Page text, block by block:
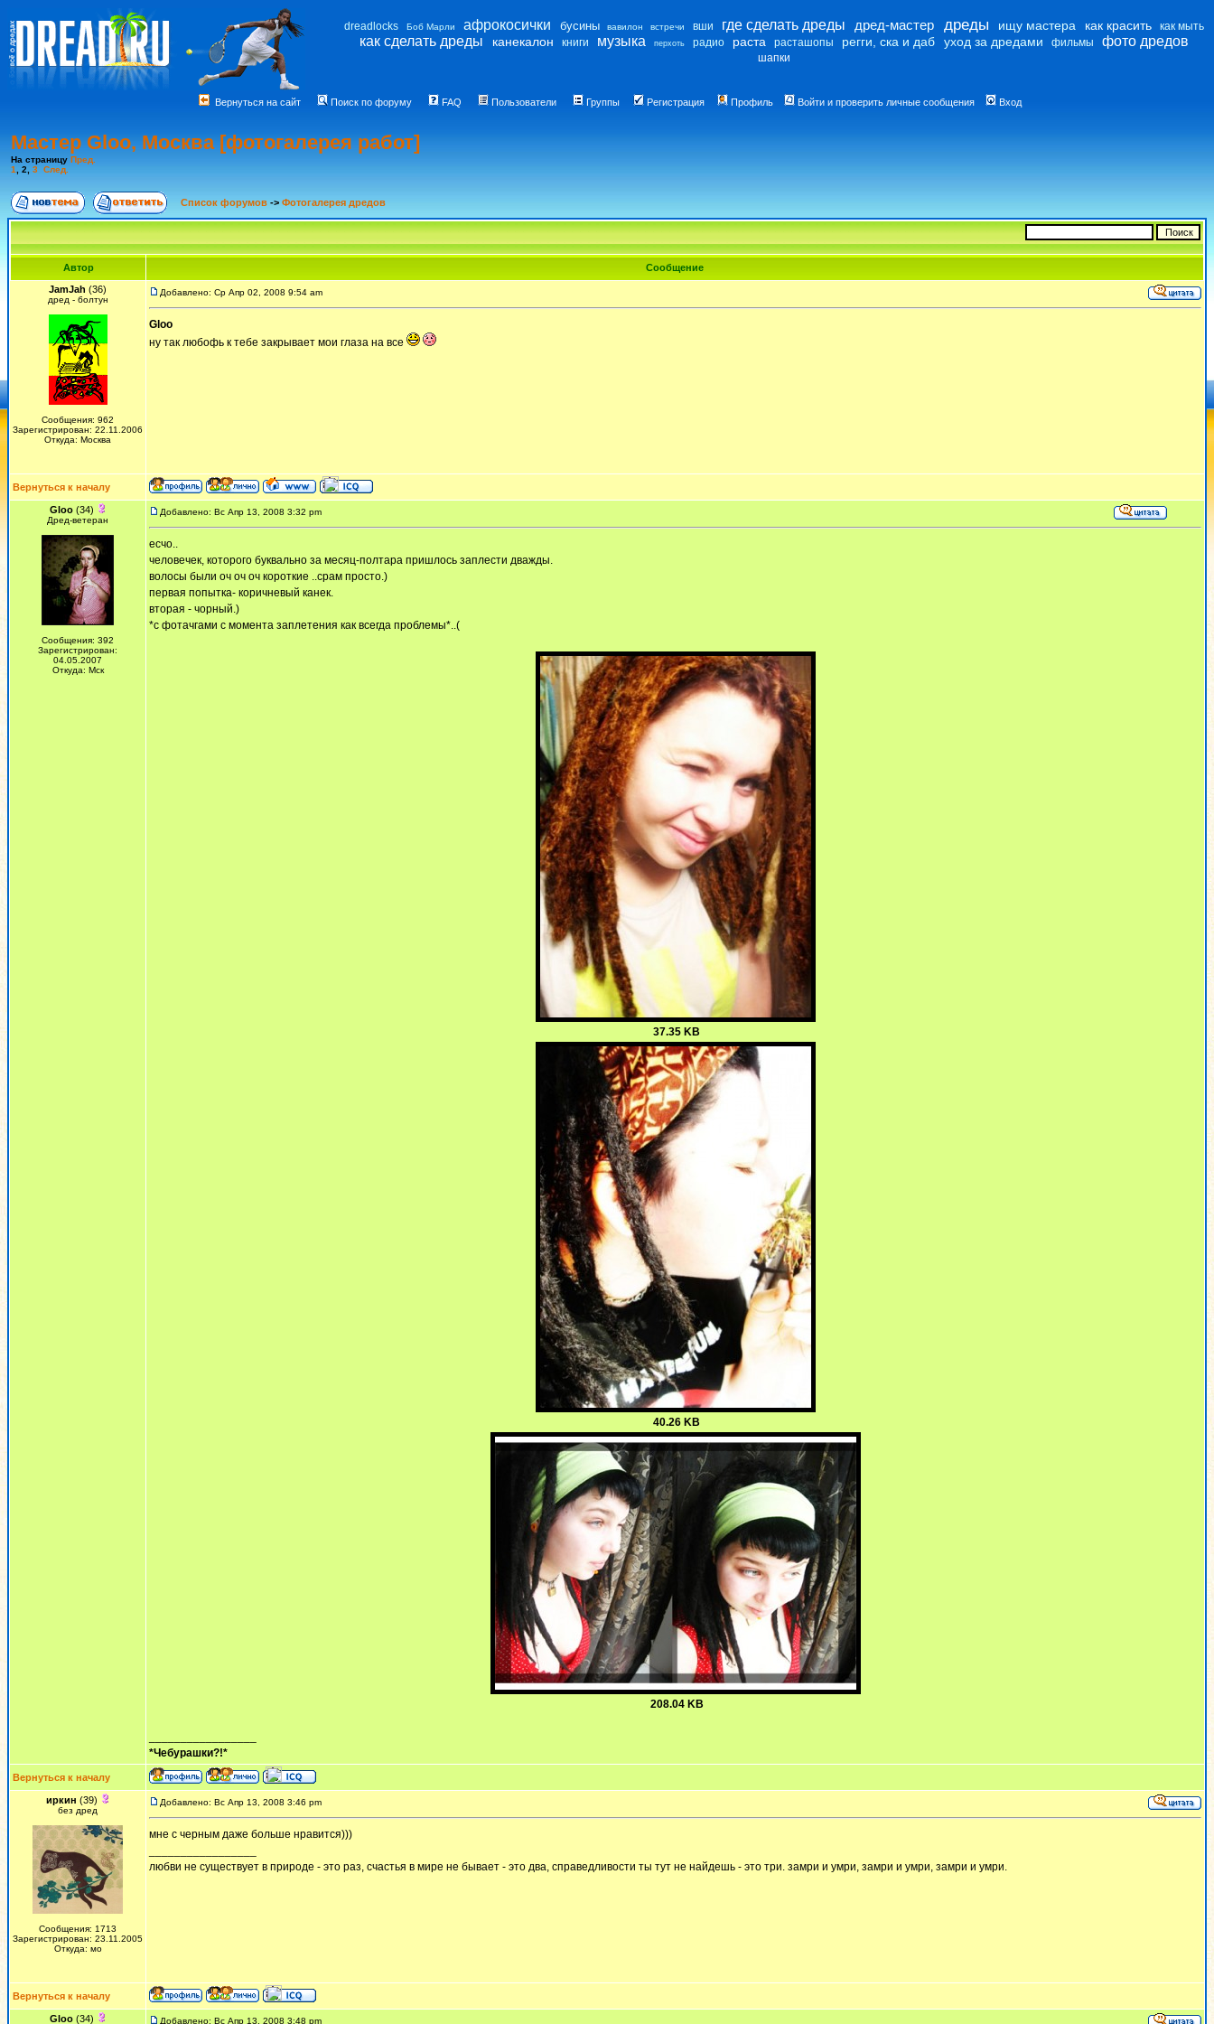
dreadlocks Боб Марли афрокосички бусины вавилон встречи вши где сделать дреды дред-мастер дреды ищу мастера как красить как мыть
как сделать дреды канекалон книги музыка перхоть радио раста расташопы регги, ска и даб уход за дредами фильмы фото дредов
шапки
Вернуться на сайт Поиск по форуму FAQ Пользователи Группы Регистрация Профиль Войти и проверить личные сообщения Вход
Мастер Gloo, Москва [фотогалерея работ]
На страницу Пред.
1
2 3 След.
Список форумов -> Фотогалерея дредов
Автор
Сообщение
JamJah (36)
дред - болтун
Сообщения: 962
Зарегистрирован: 22.11.2006
Откуда: Москва
Добавлено: Ср Апр 02, 2008 9:54 am
Gloo
ну так любофь к тебе закрывает мои глаза на все
Вернуться к началу
Gloo(34)
Дред-ветеран
Сообщения: 392
Зарегистрирован:
04.05.2007
Откуда: Мск
Добавлено: Вс Апр 13, 2008 3:32 pm
есчо..
человечек, которого буквально за месяц-полтара пришлось заплести дважды.
волосы были оч оч оч короткие ..срам просто.)
первая попытка- коричневый канек.
вторая - чорный.)
*с фотачгами с момента заплетения как всегда проблемы*..(
37.35 KB
40.26 KB
208.04 KB
*Чебурашки?!*
Вернуться к началу
иркин (39)
без дред
Сообщения: 1713
Зарегистрирован: 23.11.2005
Откуда: мо
Добавлено: Вс Апр 13, 2008 3:46 pm
мне с черным даже больше нравится)))
любви не существует в природе - это раз, счастья в мире не бывает - это два, справедливости ты тут не найдешь - это три. замри и умри, замри и умри, замри и умри.
Вернуться к началу
Gloo(34) Добавлено: Вс Апр 13, 2008 3:48 pm